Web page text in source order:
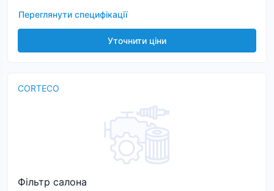
Переглянути специфікації
Уточнити ціни
CORTECO
Фільтр салона